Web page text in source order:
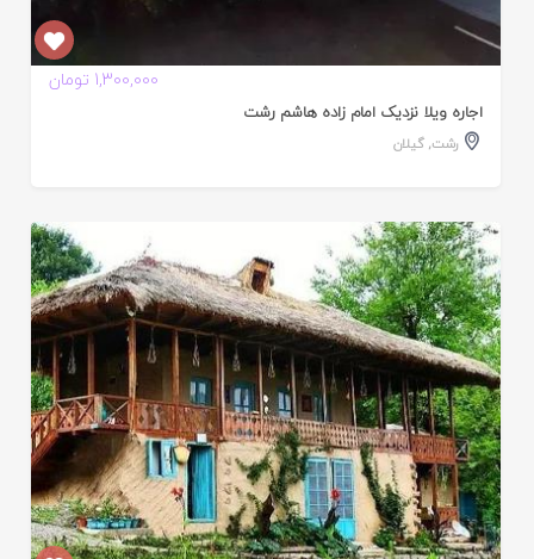
1,300,000 تومان
اجاره ویلا نزدیک امام زاده هاشم رشت
رشت,گیلان